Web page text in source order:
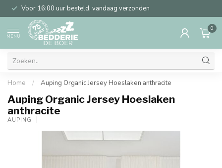
Voor 16:00 uur besteld, vandaag verzonden
MENU
0
Home / Auping Organic Jersey Hoeslaken anthracite
Auping Organic Jersey Hoeslaken
anthracite
AUPING